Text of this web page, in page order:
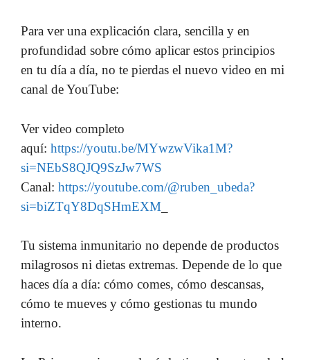
Para ver una explicación clara, sencilla y en
profundidad sobre cómo aplicar estos principios
en tu día a día, no te pierdas el nuevo video en mi
canal de YouTube:
Ver video completo
aquí: https://youtu.be/MYwzwVika1M?
si=NEbS8QJQ9SzJw7WS
Canal: https://youtube.com/@ruben_ubeda?
si=biZTqY8DqSHmEXM
Tu sistema inmunitario no depende de productos
milagrosos ni dietas extremas. Depende de lo que
haces día a día: cómo comes, cómo descansas,
cómo te mueves y cómo gestionas tu mundo
interno.